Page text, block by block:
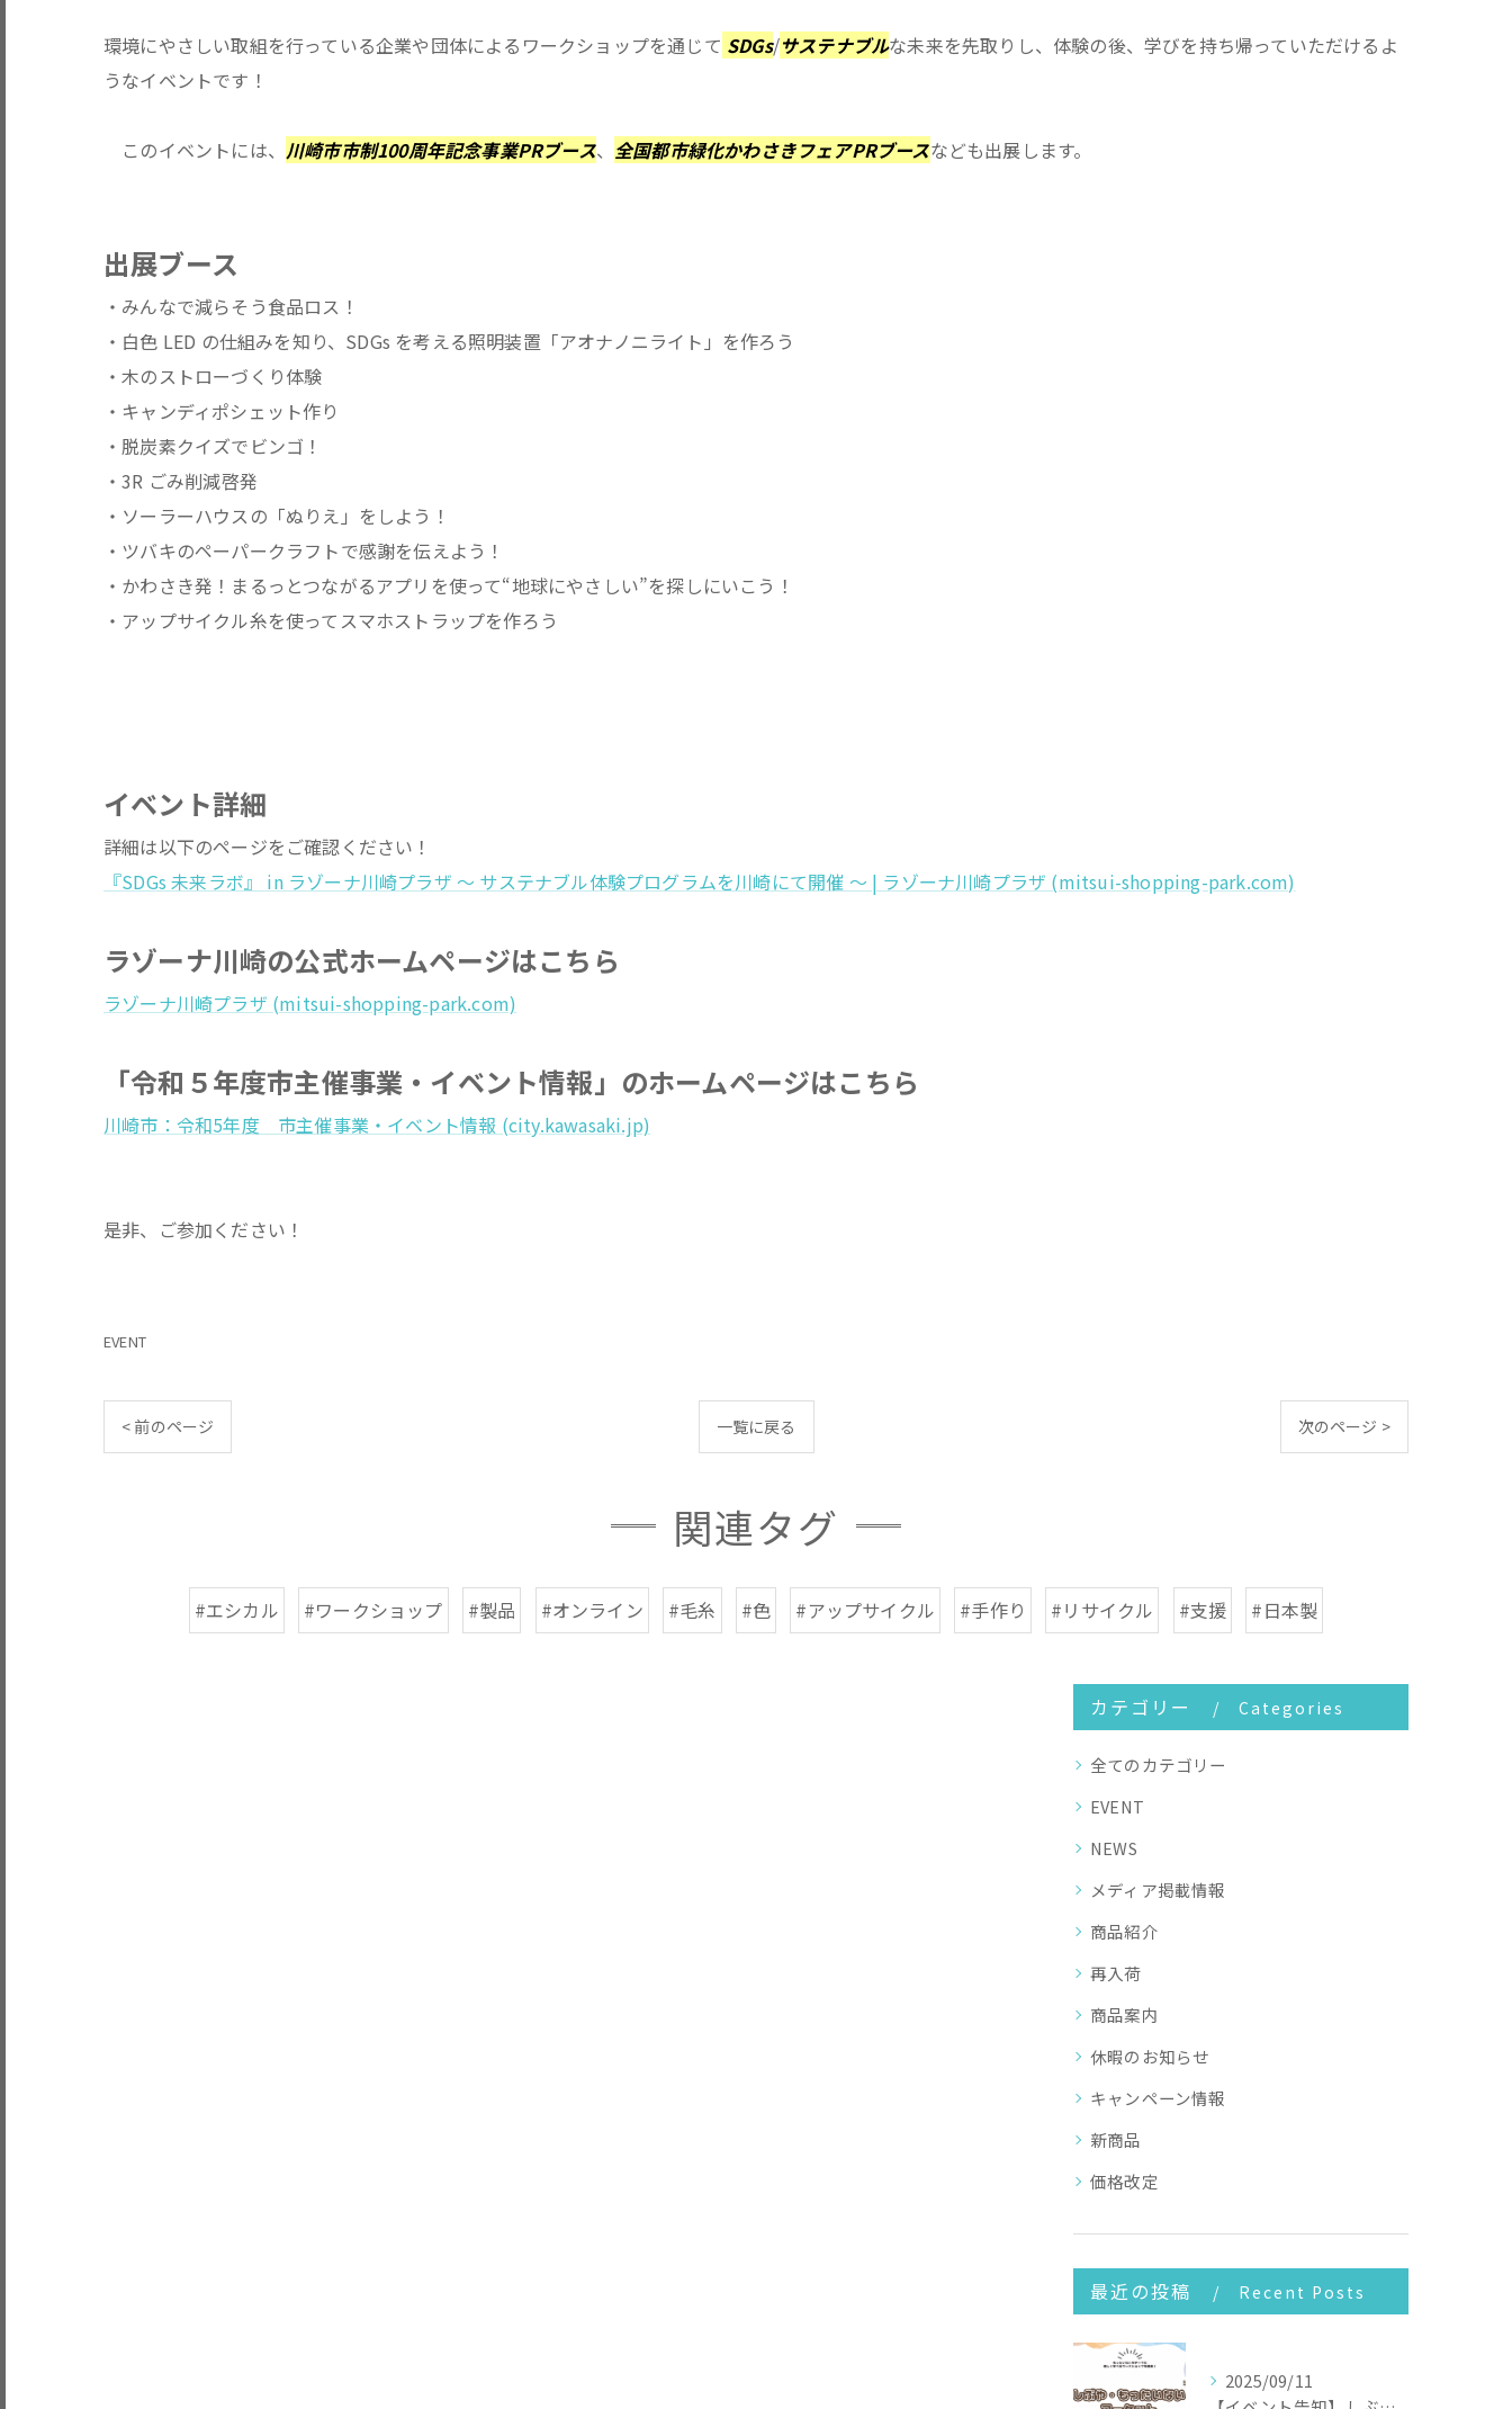
環境にやさしい取組を行っている企業や団体によるワークショップを通じて SDGs/サステナブルな未来を先取りし、体験の後、学びを持ち帰っていただけるよ
うなイベントです！
このイベントには、 川崎市市制100周年記念事業PRブース、 全国都市緑化かわさきフェアPRブースなども出展します。
出展ブース
・みんなで減らそう食品ロス！
・白色 LED の仕組みを知り、SDGs を考える照明装置「アオナノニライト」を作ろう
・木のストローづくり体験
・キャンディポシェット作り
・脱炭素クイズでビンゴ！
・3R ごみ削減啓発
・ソーラーハウスの「ぬりえ」をしよう！
・ツバキのペーパークラフトで感謝を伝えよう！
・かわさき発！まるっとつながるアプリを使って“地球にやさしい”を探しにいこう！
・アップサイクル糸を使ってスマホストラップを作ろう
イベント詳細
詳細は以下のページをご確認ください！
『SDGs 未来ラボ』 in ラゾーナ川崎プラザ ～ サステナブル体験プログラムを川崎にて開催 ～ | ラゾーナ川崎プラザ (mitsui-shopping-park.com)
ラゾーナ川崎の公式ホームページはこちら
ラゾーナ川崎プラザ (mitsui-shopping-park.com)
「令和５年度市主催事業・イベント情報」のホームページはこちら
川崎市：令和5年度 市主催事業・イベント情報 (city.kawasaki.jp)
是非、ご参加ください！
EVENT
< 前のページ 一覧に戻る 次のページ >
関連タグ
#エシカル #ワークショップ #製品 #オンライン #毛糸 #色 #アップサイクル #手作り #リサイクル #支援 #日本製
カテゴリー Categories
全てのカテゴリー
EVENT
NEWS
メディア掲載情報
商品紹介
再入荷
商品案内
休暇のお知らせ
キャンペーン情報
新商品
価格改定
最近の投稿 Recent Posts
2025/09/11